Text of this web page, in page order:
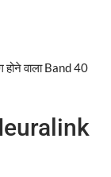
होने वाला Band 40